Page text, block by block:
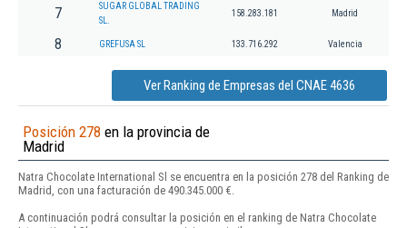
7
SUGAR GLOBAL TRADING
SL.
158.283.181 Madrid
8 GREFUSA SL 133.716.292 Valencia
Ver Ranking de Empresas del CNAE 4636
Posición 278 en la provincia de
Madrid
Natra Chocolate International Sl se encuentra en la posición 278 del Ranking de
Madrid, con una facturación de 490.345.000 €.
A continuación podrá consultar la posición en el ranking de Natra Chocolate